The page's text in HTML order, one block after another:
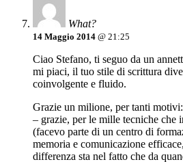
What?
14 Maggio 2014 @ 21:25
Ciao Stefano, ti seguo da un
mi piaci, il tuo stile di scrittura
coinvolgente e fluido.
Grazie un milione, per tanti motivi:
– grazie, per le mille tecniche che
(facevo parte di un centro di
memoria e comunicazione
differenza sta nel fatto che da